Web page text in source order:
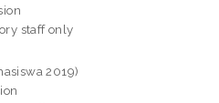
staff only
2019)